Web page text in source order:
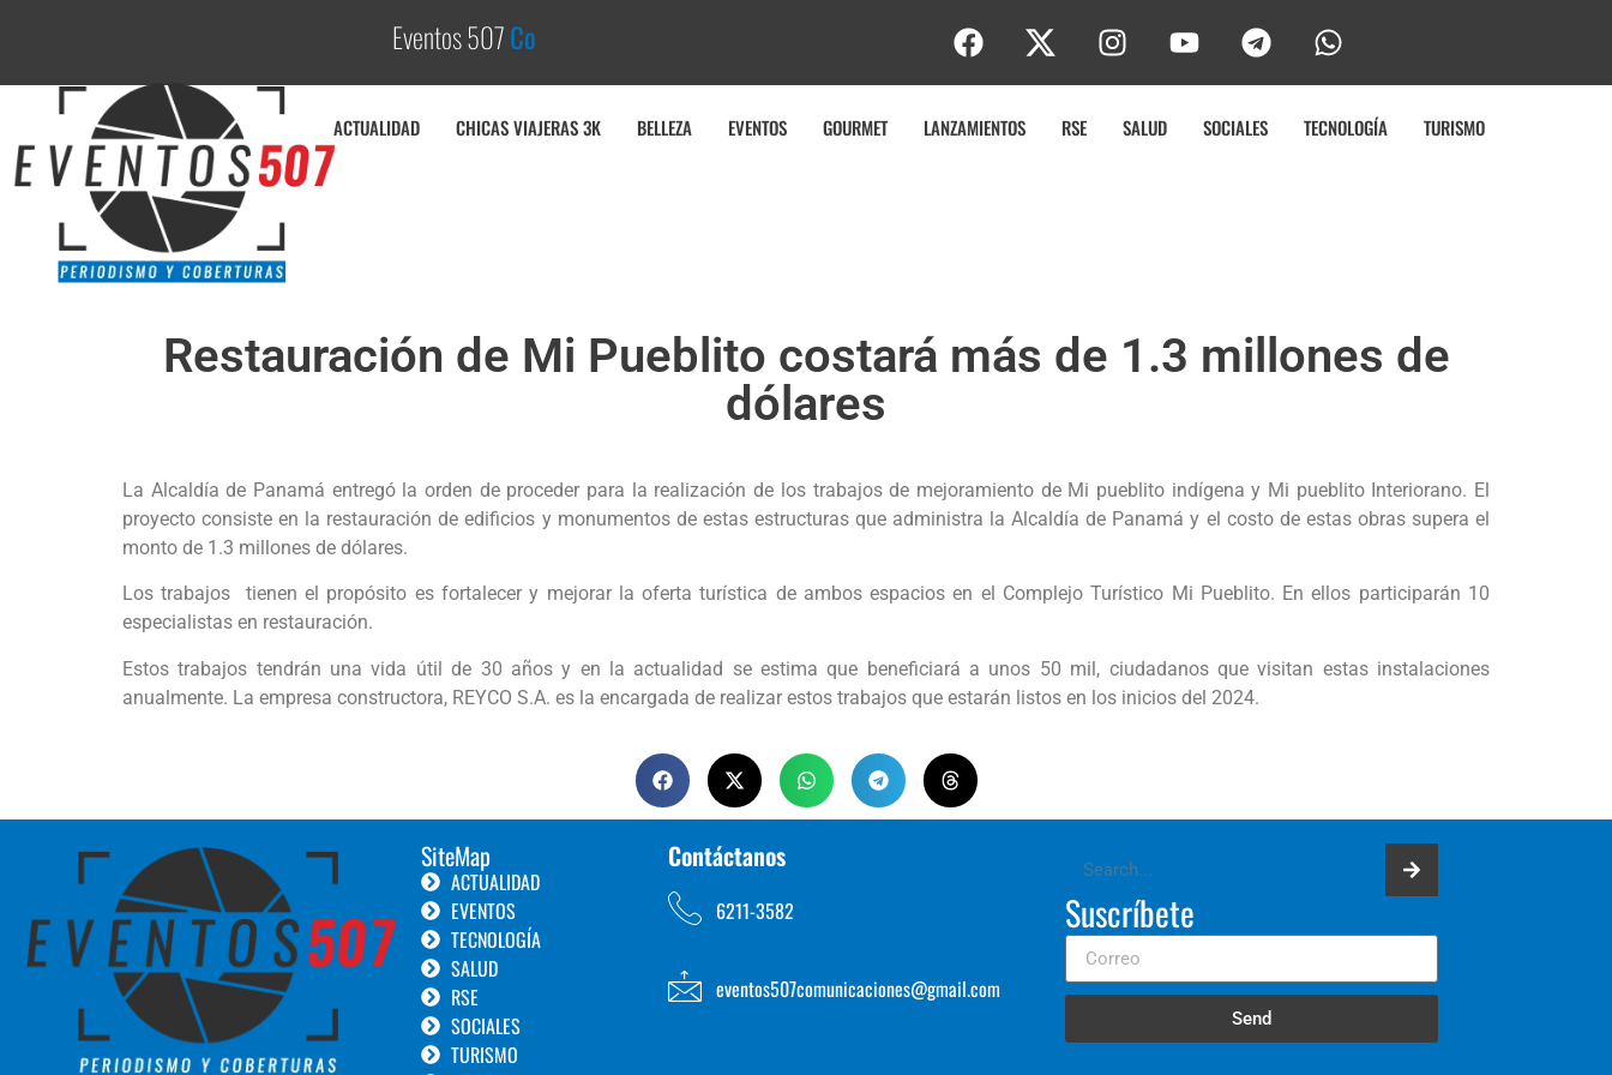
Eventos 507Cob
ACTUALIDAD CHICAS VIAJERAS 3K BELLEZA EVENTOS GOURMET LANZAMIENTOS RSE SALUD SOCIALES TECNOLOGÍA TURISMO
Restauración de Mi Pueblito costará más de 1.3 millones de
dólares
La Alcaldía de Panamá entregó la orden de proceder para la realización de los trabajos de mejoramiento de Mi pueblito indígena y Mi pueblito Interiorano. El
proyecto consiste en la restauración de edificios y monumentos de estas estructuras que administra la Alcaldía de Panamá y el costo de estas obras supera el
monto de 1.3 millones de dólares.
Los trabajos tienen el propósito es fortalecer y mejorar la oferta turística de ambos espacios en el Complejo Turístico Mi Pueblito. En ellos participarán 10
especialistas en restauración.
Estos trabajos tendrán una vida útil de 30 años y en la actualidad se estima que beneficiará a unos 50 mil, ciudadanos que visitan estas instalaciones
anualmente. La empresa constructora, REYCO S.A. es la encargada de realizar estos trabajos que estarán listos en los inicios del 2024.
SiteMap
ACTUALIDAD
EVENTOS
TECNOLOGÍA
SALUD
RSE
SOCIALES
TURISMO
Contáctanos
6211-3582
eventos507comunicaciones@gmail.com
Suscríbete
Send